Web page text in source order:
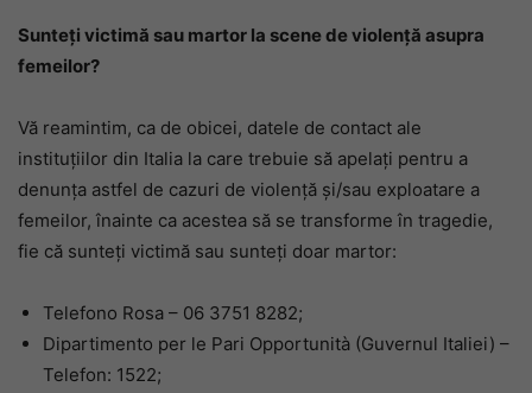
Sunteți victimă sau martor la scene de violență asupra
femeilor?
Vă reamintim, ca de obicei, datele de contact ale
instituțiilor din Italia la care trebuie să apelați pentru a
denunța astfel de cazuri de violență și/sau exploatare a
femeilor, înainte ca acestea să se transforme în tragedie,
fie că sunteți victimă sau sunteți doar martor:
Telefono Rosa – 06 3751 8282;
Dipartimento per le Pari Opportunità (Guvernul Italiei) –
Telefon: 1522;